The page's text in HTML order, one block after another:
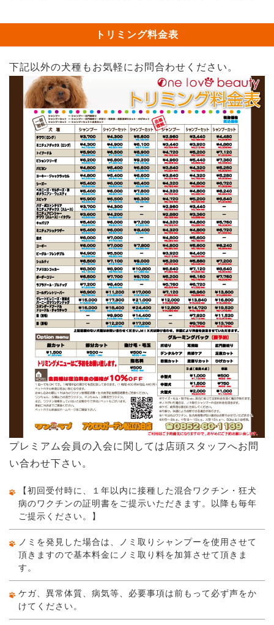
トリミング料金表
下記以外の犬種もお気軽にお問合わせください。
プレミアム会員の入会に関しては店頭スタッフへお問
い合わせ下さい。
【初回受付時に、１年以内に接種した混合ワクチン・狂犬
病のワクチンの証明書をご提示いただきます。以降も毎年
ご提示ください。】
ノミを発見した場合は、ノミ取りシャンプーを使用させて
頂きますので基本料金にノミ取り料を加算させて頂きま
す。
ケガ、異常体質、病気等、必要事項は前もって必ず声をか
けてください。